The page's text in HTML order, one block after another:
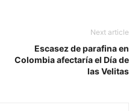
Next article
Escasez de parafina en
Colombia afectaría el Día de
las Velitas